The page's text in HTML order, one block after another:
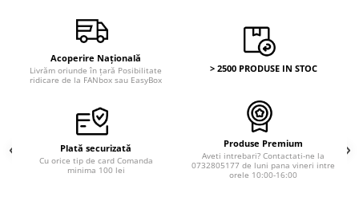
Acoperire Națională
Livrăm oriunde în țară Posibilitate
ridicare de la FANbox sau EasyBox
> 2500 PRODUSE IN STOC
Plată securizată
Cu orice tip de card Comanda
minima 100 lei
Produse Premium
Aveti intrebari? Contactati-ne la
0732805177 de luni pana vineri intre
orele 10:00-16:00